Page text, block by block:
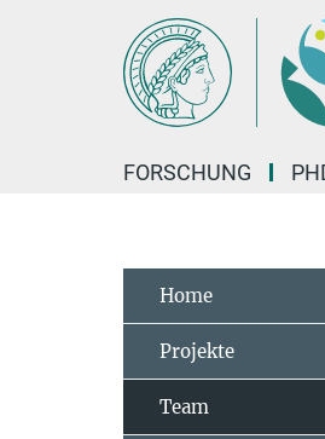
FORSCHUNG
Home
Projekte
Team